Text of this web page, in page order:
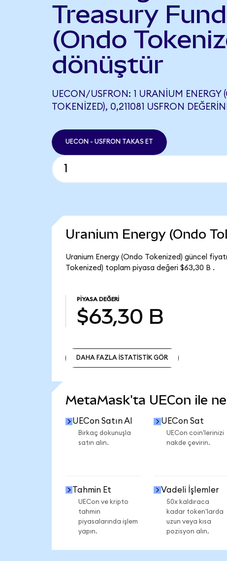
Treasury Fund
(Ondo
dönüştür
UECON/USFRON: 1 URANIUM ENERGY
TOKENIZED), 0,211081 USFRON
UECON - USFRON TAKAS ET
Uranium Energy (Ondo
Uranium Energy (Ondo Tokenized) güncel
Tokenized) toplam piyasa değeri $63,30 B .
PIYASA DEĞERI
$63,30 B
DAHA FAZLA İSTATİSTİK GÖR
MetaMask'ta UECon ile
UECon Satın Al
Birkaç dokunuşla
satın alın.
UECon Sat
UECon coin'lerinizi
nakde çevirin.
Tahmin Et
UECon ve kripto
tahmin
piyasalarında işlem
yapın.
Vadeli İşlemler
50x kaldıraca
kadar token'larda
uzun veya kısa
pozisyon alın.